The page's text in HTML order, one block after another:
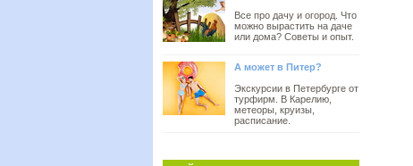
Все про дачу и огород. Что
можно вырастить на даче
или дома? Советы и опыт.
А может в Питер?
Экскурсии в Петербурге от
турфирм. В Карелию,
метеоры, круизы,
расписание.